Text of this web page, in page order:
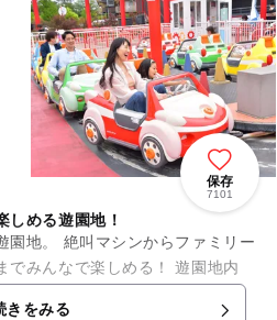
保存
7101
しめる遊園地！
園地。 絶叫マシンからファミリー
でみんなで楽しめる！ 遊園地内
、遊びながらものづくりを体感で
きをみる